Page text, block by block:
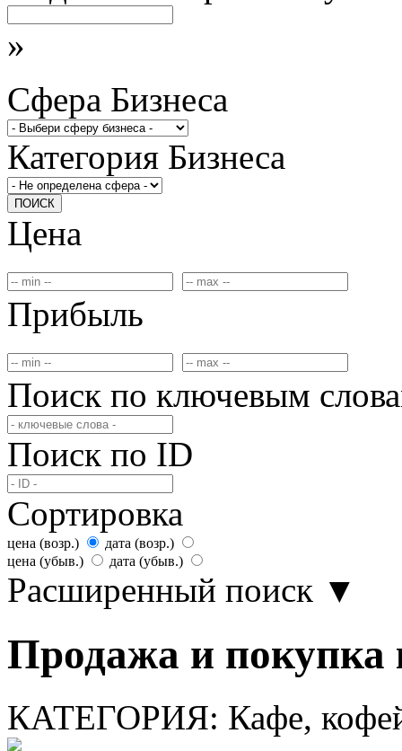
»
Сфера Бизнеса
Категория Бизнеса
ПОИСК
Цена
Прибыль
Поиск по ключевым
Поиск по ID
Сортировка
цена (возр.)
дата (возр.)
цена (убыв.)
дата (убыв.)
Расширенный поиск ▼
Продажа и покупка
КАТЕГОРИЯ: Кафе,